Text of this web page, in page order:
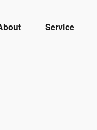
Service